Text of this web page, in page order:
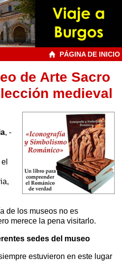
PÁGINA DE INICIO
de Arte Sacro
medieval
, -
de los museos no es
merece la pena visitarlo.
sedes del museo
estuvieron en este lugar